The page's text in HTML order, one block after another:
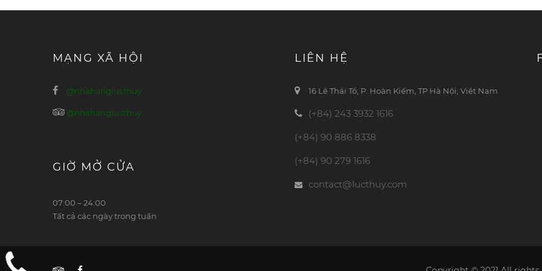
MẠNG XÃ HỘI
@nhahanglucthuy
@nhahanglucthuy
GIỜ MỞ CỬA
07:00 – 24:00
Tất cả các ngày trong tuần
LIÊN HỆ
16 Lê Thái Tổ, P. Hoàn Kiếm, TP Hà Nội, Việt Nam
(+84) 243 3932 1616
(+84) 90 886 8338
(+84) 90 279 1616
contact@lucthuy.com